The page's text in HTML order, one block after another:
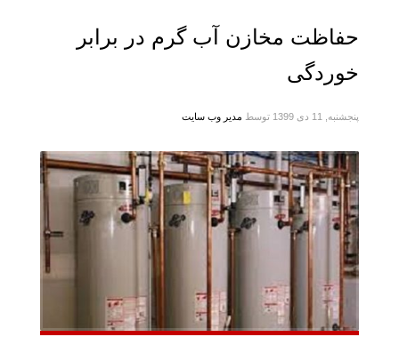
حفاظت مخازن آب گرم در برابر
خوردگی
پنجشنبه, 11 دی 1399 توسط مدیر وب سایت